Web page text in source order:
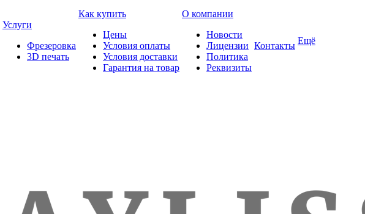
Услуги
Фрезеровка
3D печать
Как купить
Цены
Условия оплаты
Условия доставки
Гарантия на товар
О компании
Новости
Лицензии
Политика
Реквизиты
Контакты Ещё